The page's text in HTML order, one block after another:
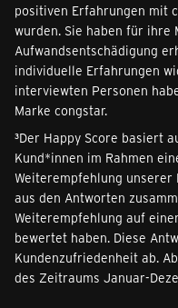
positiven Erfahrungen mit
wurden. Sie haben für ihre
Aufwandsentschädigung
individuelle Erfahrungen
interviewten Personen
Marke congstar.
³Der Happy Score basiert
Kund*innen im Rahmen
Weiterempfehlung
aus den Antworten
Weiterempfehlung auf
bewertet haben. Diese
Kundenzufriedenheit ab.
des Zeitraums Januar-